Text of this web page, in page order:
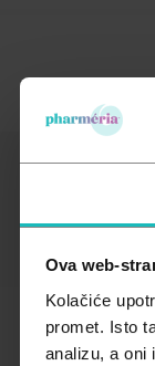
Ova web-
Kolačiće
promet. Isto
analizu, a oni